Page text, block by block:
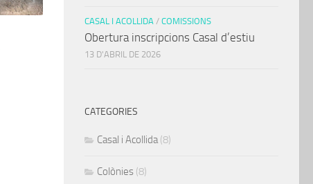
CASAL I ACOLLIDA / COMISSIONS
Obertura inscripcions Casal d’estiu
13 D'ABRIL DE 2026
CATEGORIES
Casal i Acollida(8)
Colònies (8)